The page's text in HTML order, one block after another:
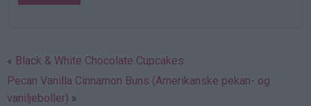
Black & White Chocolate Cupcakes
Pecan Vanilla Cinnamon Buns (Amerikanske pekan- og
vaniljeboller)